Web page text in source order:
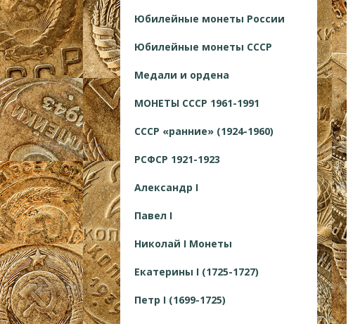
Юбилейные монеты России
Юбилейные монеты СССР
Медали и ордена
МОНЕТЫ СССР 1961-1991
СССР «ранние» (1924-1960)
РСФСР 1921-1923
Александр I
Павел I
Николай I Монеты
Екатерины I (1725-1727)
Петр I (1699-1725)